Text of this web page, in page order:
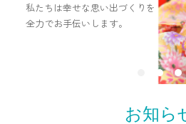
私たちは幸せな思い出づくりを
全力でお手伝いします。
お知ら